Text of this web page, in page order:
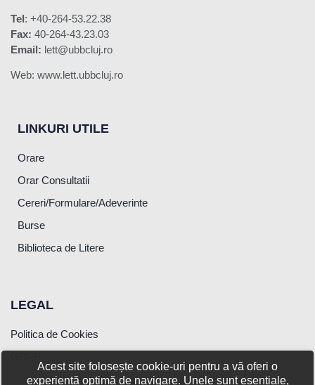
Tel: +40-264-53.22.38
Fax: 40-264-43.23.03
Email: lett@ubbcluj.ro
Web: www.lett.ubbcluj.ro
LINKURI UTILE
Orare
Orar Consultatii
Cereri/Formulare/Adeverinte
Burse
Biblioteca de Litere
LEGAL
Politica de Cookies
Acest site folosește cookie-uri pentru a vă oferi o
experiență optimă de navigare. Unele sunt esențiale,